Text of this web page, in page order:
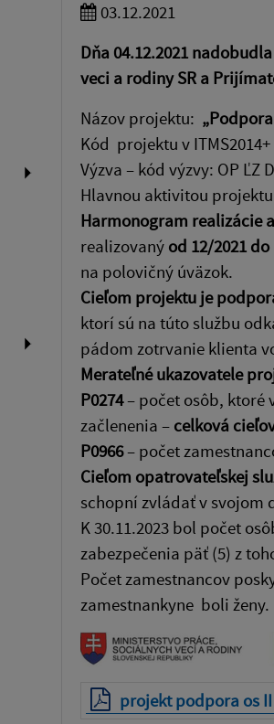
03.12.2021
Dňa 04.12.2021
veci a rodiny SR a
Názov projektu:
Kód projektu v ITMS2014+
Výzva – kód výzvy: OP ĽZ
Hlavnou aktivitou
Harmonogram realizácie
realizovaný od 12/2021
na polovičný úväzok.
Cieľom projektu je
ktorí sú na túto službu
pádom zotrvanie klienta
Merateľné ukazovatele
P0274– počet osôb, ktoré
začlenenia – celková
P0966– počet
Cieľom opatrovateľskej
schopní zvládať v svojom
K 30.11.2023 bol počet
zabezpečenia päť (5) z
Počet zamestnancov
zamestnankyne boli ženy.
projekt podpora os